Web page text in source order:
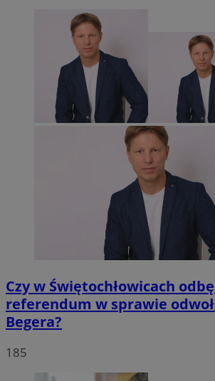
Czy w Świętochłowicach
referendum w sprawie
Begera?
185